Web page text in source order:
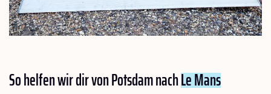
So helfen wir dir von Potsdam nachLe Mans